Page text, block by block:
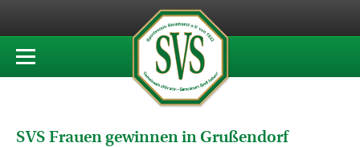
SVS Frauen gewinnen in Grußendorf